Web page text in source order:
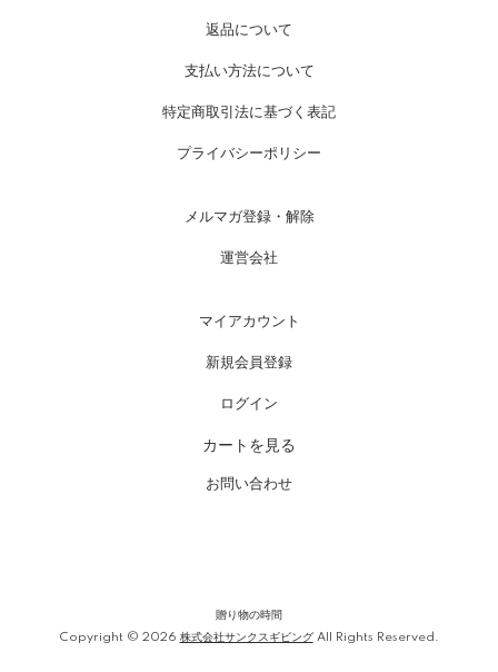
返品について
支払い方法について
特定商取引法に基づく表記
プライバシーポリシー
メルマガ登録・解除
運営会社
マイアカウント
新規会員登録
ログイン
カートを見る
お問い合わせ
贈り物の時間
Copyright © 2026 株式会社サンクスギビングAll Rights Reserved.